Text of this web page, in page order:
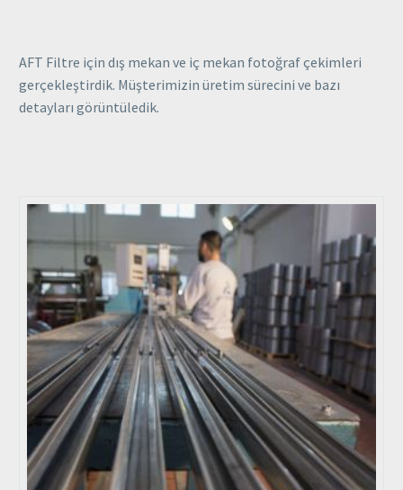
AFT Filtre için dış mekan ve iç mekan fotoğraf çekimleri
gerçekleştirdik. Müşterimizin üretim sürecini ve bazı
detayları görüntüledik.